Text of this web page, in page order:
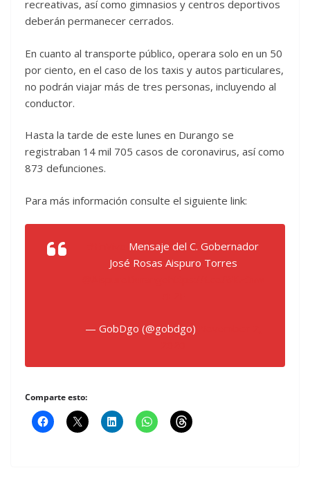
recreativas, así como gimnasios y centros deportivos
deberán permanecer cerrados.
En cuanto al transporte público, operara solo en un 50
por ciento, en el caso de los taxis y autos particulares,
no podrán viajar más de tres personas, incluyendo al
conductor.
Hasta la tarde de este lunes en Durango se
registraban 14 mil 705 casos de coronavirus, así como
873 defunciones.
Para más información consulte el siguiente link:
Mensaje del C. Gobernador
José Rosas Aispuro Torres
— GobDgo (@gobdgo)
Comparte esto: